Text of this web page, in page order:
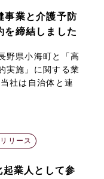
事業と介護予防
を締結しました
野県小海町と「高
実施」に関する業
社は自治体と連
リース
業人として参